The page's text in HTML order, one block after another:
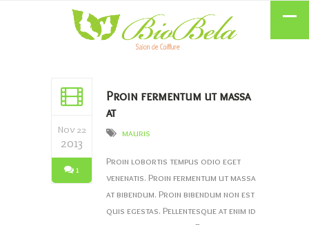
Nov 22
2013
1
Proin fermentum ut massa
at
mauris
Proin lobortis tempus odio eget
venenatis. Proin fermentum ut massa
at bibendum. Proin bibendum non est
quis egestas. Pellentesque at enim id